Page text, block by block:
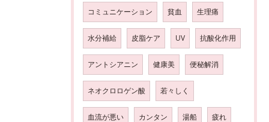
コミュニケーション 貧血 生理痛
水分補給 皮脂ケア UV 抗酸化作用
アントシアニン 健康美 便秘解消
ネオクロロゲン酸 若々しく
血流が悪い カンタン 湯船 疲れ